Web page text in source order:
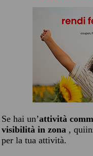
Se hai un’attività
visibilità in zona ,
per la tua attività.